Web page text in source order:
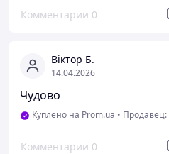
Комментарии 0
Віктор Б.
14.04.2026
Чудово
Куплено на Prom.ua • Продавец:
Комментарии 0